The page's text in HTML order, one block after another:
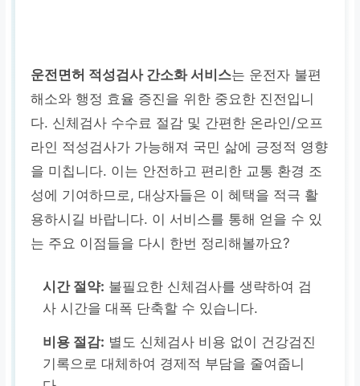
운전면허 적성검사 간소화 서비스는 운전자 불편
해소와 행정 효율 증진을 위한 중요한 진전입니
다. 신체검사 수수료 절감 및 간편한 온라인/오프
라인 적성검사가 가능해져 국민 삶에 긍정적 영향
을 미칩니다. 이는 안전하고 편리한 교통 환경 조
성에 기여하므로, 대상자들은 이 혜택을 적극 활
용하시길 바랍니다. 이 서비스를 통해 얻을 수 있
는 주요 이점들을 다시 한번 정리해볼까요?
시간 절약: 불필요한 신체검사를 생략하여 검
사 시간을 대폭 단축할 수 있습니다.
비용 절감: 별도 신체검사 비용 없이 건강검진
기록으로 대체하여 경제적 부담을 줄여줍니